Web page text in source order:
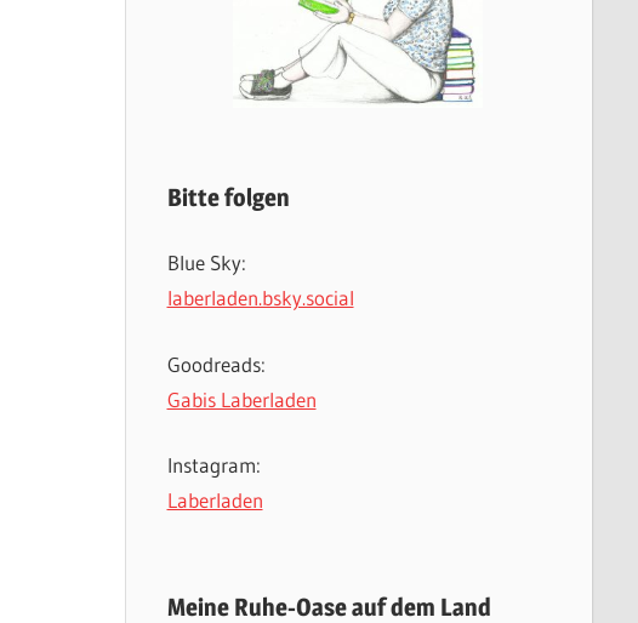
Bitte folgen
Blue Sky:
laberladen.bsky.social
Goodreads:
Gabis Laberladen
Instagram:
Laberladen
Meine Ruhe-Oase auf dem Land